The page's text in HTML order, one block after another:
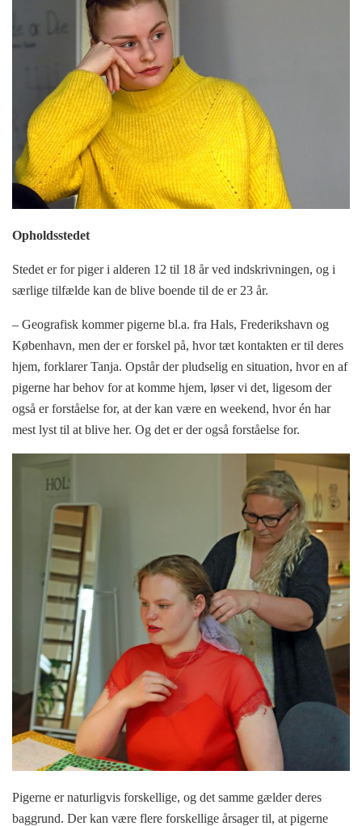
Opholdsstedet
Stedet er for piger i alderen 12 til 18 år ved indskrivningen, og i
særlige tilfælde kan de blive boende til de er 23 år.
– Geografisk kommer pigerne bl.a. fra Hals, Frederikshavn og
København, men der er forskel på, hvor tæt kontakten er til deres
hjem, forklarer Tanja. Opstår der pludselig en situation, hvor en af
pigerne har behov for at komme hjem, løser vi det, ligesom der
også er forståelse for, at der kan være en weekend, hvor én har
mest lyst til at blive her. Og det er der også forståelse for.
Pigerne er naturligvis forskellige, og det samme gælder deres
baggrund. Der kan være flere forskellige årsager til, at pigerne